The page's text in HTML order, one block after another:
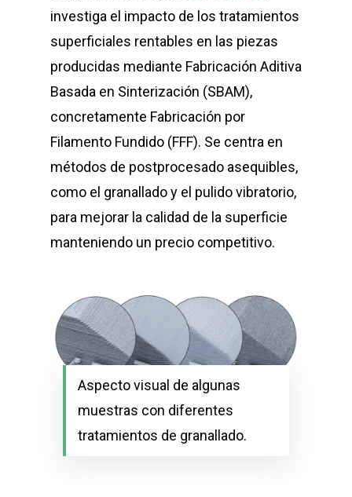
investiga el impacto de los tratamientos
superficiales rentables en las piezas
producidas mediante Fabricación Aditiva
Basada en Sinterización (SBAM),
concretamente Fabricación por
Filamento Fundido (FFF). Se centra en
métodos de postprocesado asequibles,
como el granallado y el pulido vibratorio,
para mejorar la calidad de la superficie
manteniendo un precio competitivo.
Aspecto visual de algunas
muestras con diferentes
tratamientos de granallado.